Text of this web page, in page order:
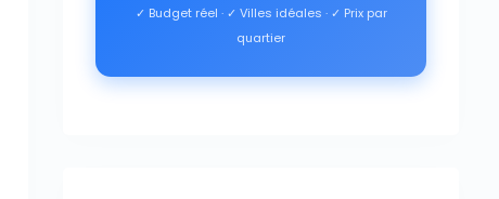
✓ Budget réel · ✓ Villes idéales · ✓ Prix par
quartier